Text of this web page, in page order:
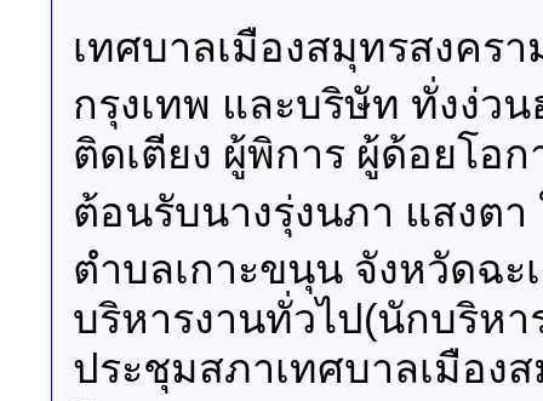
เทศบาลเมืองสมุทรสงคร
กรุงเทพ และบริษัท ทั่งง่ว
ติดเตียง ผู้พิการ ผู้ด้อยโอ
ต้อนรับนางรุ่งนภา แสงต
ตำบลเกาะขนุน จังหวัดฉะ
บริหารงานทั่วไป(นักบริห
ประชุมสภาเทศบาลเมือง